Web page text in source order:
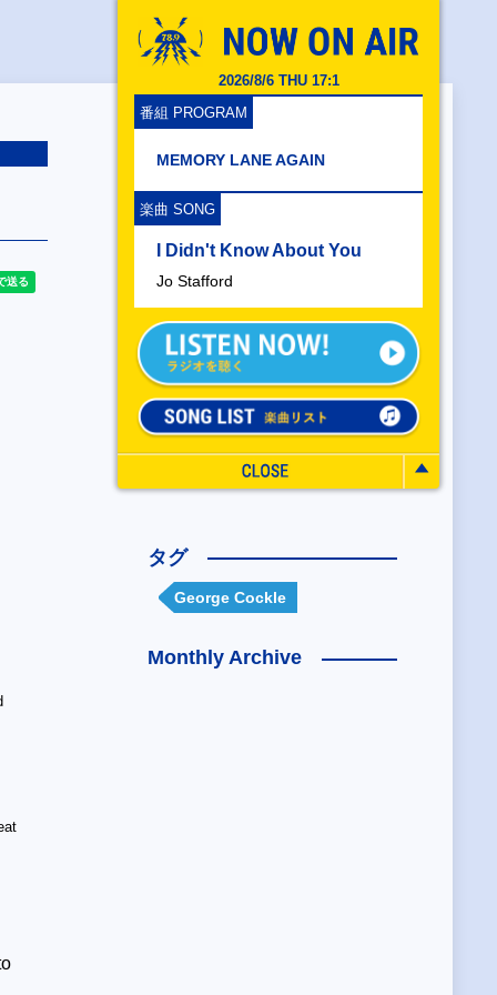
2026/8/6 THU 17:1
番組 PROGRAM
MEMORY LANE AGAIN
楽曲 SONG
I Didn't Know About You
Jo Stafford
タグ
George Cockle
Monthly Archive